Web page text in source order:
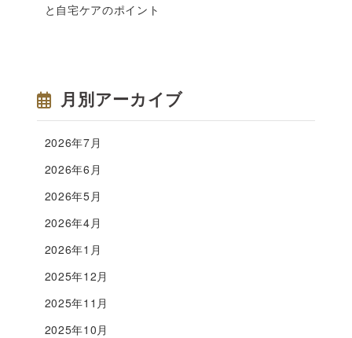
と自宅ケアのポイント
月別アーカイブ
2026年7月
2026年6月
2026年5月
2026年4月
2026年1月
2025年12月
2025年11月
2025年10月